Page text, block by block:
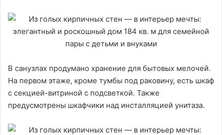
В санузлах продумано хранение для бытовых мелочей.
На первом этаже, кроме тумбы под раковину, есть шкаф
с секцией-витриной с подсветкой. Также
предусмотрены шкафчики над инсталляцией унитаза.